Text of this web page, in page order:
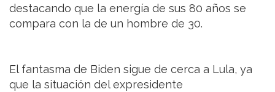
destacando que la energía de sus 80 años se
compara con la de un hombre de 30.
El fantasma de Biden sigue de cerca a Lula, ya
que la situación del expresidente